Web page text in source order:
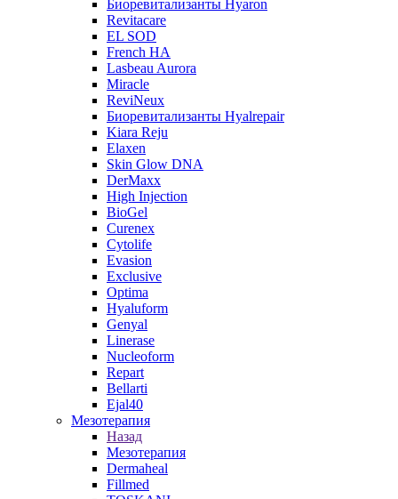
Биоревитализанты Hyaron
Revitacare
EL SOD
French HA
Lasbeau Aurora
Miracle
ReviNeux
Биоревитализанты Hyalrepair
Kiara Reju
Elaxen
Skin Glow DNA
DerMaxx
High Injection
BioGel
Curenex
Cytolife
Evasion
Exclusive
Optima
Hyaluform
Genyal
Linerase
Nucleoform
Repart
Bellarti
Ejal40
Мезотерапия
Назад
Мезотерапия
Dermaheal
Fillmed